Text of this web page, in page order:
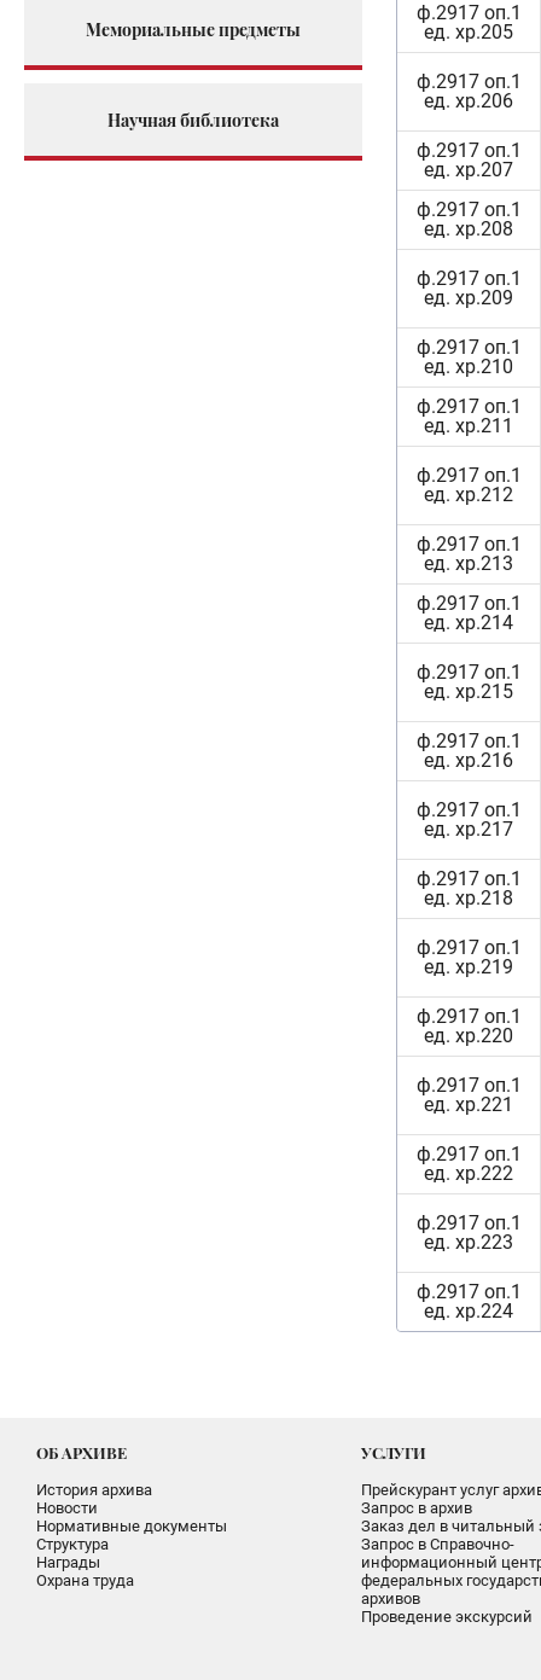
Мемориальные предметы
Научная библиотека
ф.2917 оп.1
ед. хр.205
ф.2917 оп.1
ед. хр.206
ф.2917 оп.1
ед. хр.207
ф.2917 оп.1
ед. хр.208
ф.2917 оп.1
ед. хр.209
ф.2917 оп.1
ед. хр.210
ф.2917 оп.1
ед. хр.211
ф.2917 оп.1
ед. хр.212
ф.2917 оп.1
ед. хр.213
ф.2917 оп.1
ед. хр.214
ф.2917 оп.1
ед. хр.215
ф.2917 оп.1
ед. хр.216
ф.2917 оп.1
ед. хр.217
ф.2917 оп.1
ед. хр.218
ф.2917 оп.1
ед. хр.219
ф.2917 оп.1
ед. хр.220
ф.2917 оп.1
ед. хр.221
ф.2917 оп.1
ед. хр.222
ф.2917 оп.1
ед. хр.223
ф.2917 оп.1
ед. хр.224
ОБ АРХИВЕ
История архива
Новости
Нормативные документы
Структура
Награды
Охрана труда
УСЛУГИ
Прейскурант услуг
Запрос в архив
Заказ дел в читальный
Запрос в Справочно-
информационный
федеральных
архивов
Проведение экскурсий